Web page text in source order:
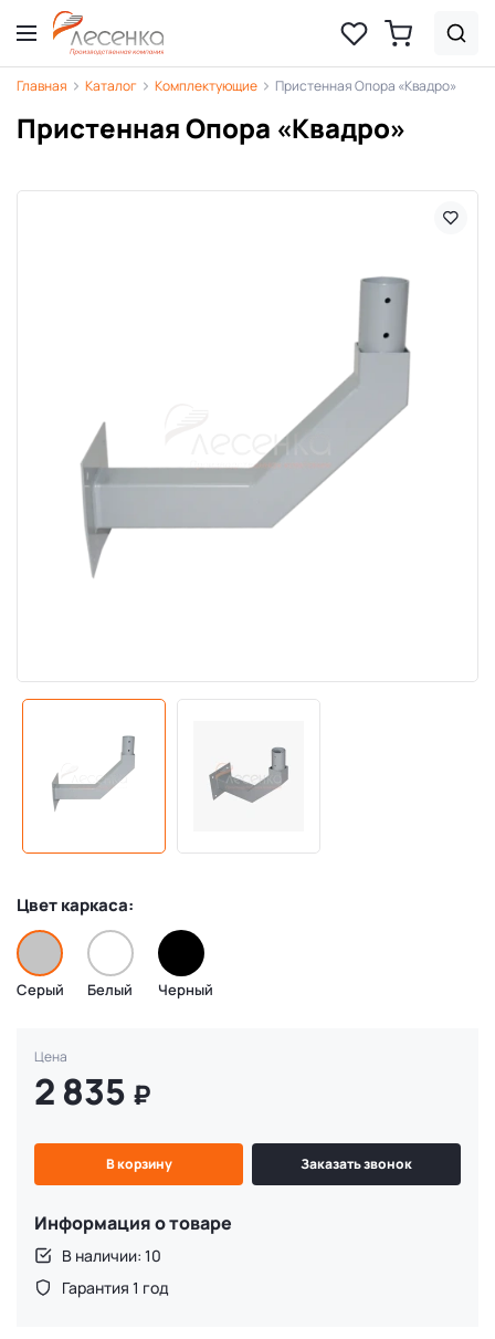
Главная Каталог Комплектующие Пристенная Опора «Квадро»
Пристенная Опора «Квадро»
Цвет каркаса:
Серый Белый Черный
Цена
2 835 ₽
В корзину Заказать звонок
Информация о товаре
В наличии: 10
Гарантия 1 год